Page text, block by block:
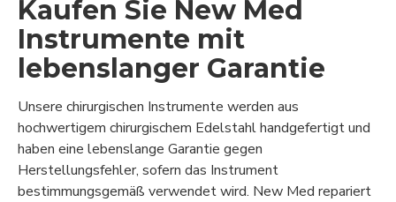
Kaufen Sie New Med
Instrumente mit
lebenslanger Garantie
Unsere chirurgischen Instrumente werden aus
hochwertigem chirurgischem Edelstahl handgefertigt und
haben eine lebenslange Garantie gegen
Herstellungsfehler, sofern das Instrument
bestimmungsgemäß verwendet wird. New Med repariert